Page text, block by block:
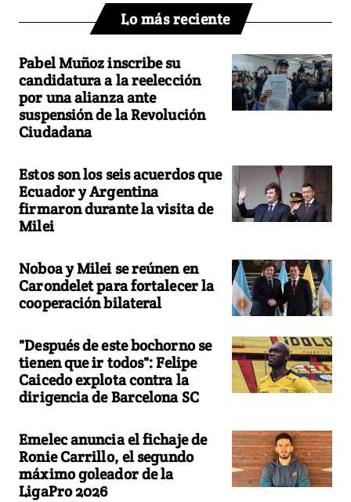
Lo más reciente
Pabel Muñoz inscribe su
candidatura a la reelección
por una alianza ante
suspensión de la Revolución
Ciudadana
Estos son los seis acuerdos que
Ecuador y Argentina
firmaron durante la visita de
Milei
Noboa y Milei se reúnen en
Carondelet para fortalecer la
cooperación bilateral
"Después de este bochorno se
tienen que ir todos": Felipe
Caicedo explota contra la
dirigencia de Barcelona SC
Emelec anuncia el fichaje de
Ronie Carrillo, el segundo
máximo goleador de la
LigaPro 2026